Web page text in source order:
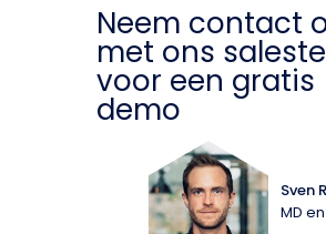
Neem contact
met ons
voor een gratis
demo
Sven
MD